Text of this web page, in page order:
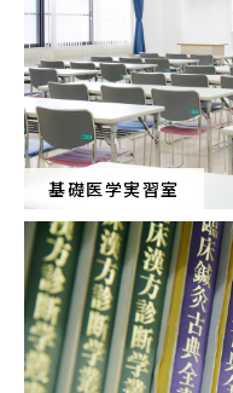
基礎医学実習室